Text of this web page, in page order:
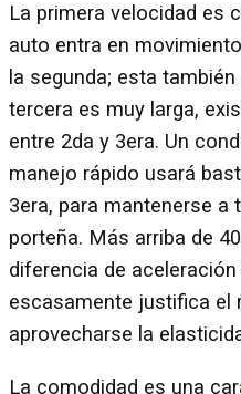
La primera velocidad es
auto entra en
la segunda; esta
tercera es muy larga,
entre 2da y 3era. Un
manejo rápido usará
3era, para mantenerse a
porteña. Más arriba de
diferencia de
escasamente justifica el
aprovecharse la
La comodidad es una